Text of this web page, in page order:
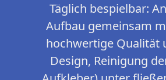
Täglich bespielbar:
Aufbau gemeinsam
hochwertige Qualität
Design, Reinigung